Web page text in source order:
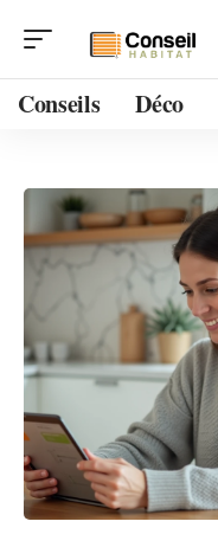
Conseils Déco